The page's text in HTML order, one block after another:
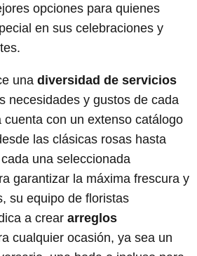
opciones para quienes
en sus celebraciones y
una diversidad de servicios
necesidades y gustos de cada
con un extenso catálogo
las clásicas rosas hasta
una seleccionada
garantizar la máxima frescura y
su equipo de floristas
a crear arreglos
cualquier ocasión, ya sea un